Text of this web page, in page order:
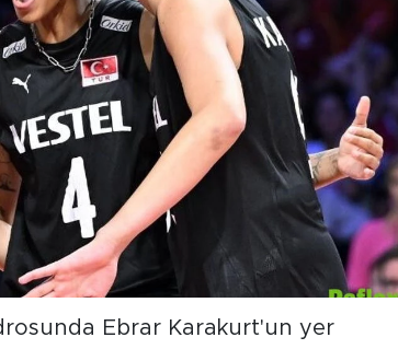
Ebrar Karakurt'un yer